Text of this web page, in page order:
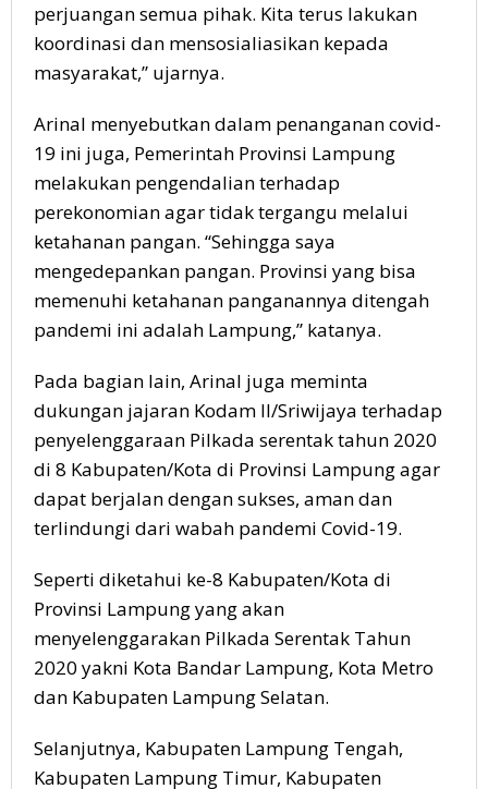
perjuangan semua pihak. Kita terus lakukan
koordinasi dan mensosialiasikan kepada
masyarakat,” ujarnya.
Arinal menyebutkan dalam penanganan covid-
19 ini juga, Pemerintah Provinsi Lampung
melakukan pengendalian terhadap
perekonomian agar tidak tergangu melalui
ketahanan pangan. “Sehingga saya
mengedepankan pangan. Provinsi yang bisa
memenuhi ketahanan panganannya ditengah
pandemi ini adalah Lampung,” katanya.
Pada bagian lain, Arinal juga meminta
dukungan jajaran Kodam II/Sriwijaya terhadap
penyelenggaraan Pilkada serentak tahun 2020
di 8 Kabupaten/Kota di Provinsi Lampung agar
dapat berjalan dengan sukses, aman dan
terlindungi dari wabah pandemi Covid-19.
Seperti diketahui ke-8 Kabupaten/Kota di
Provinsi Lampung yang akan
menyelenggarakan Pilkada Serentak Tahun
2020 yakni Kota Bandar Lampung, Kota Metro
dan Kabupaten Lampung Selatan.
Selanjutnya, Kabupaten Lampung Tengah,
Kabupaten Lampung Timur, Kabupaten